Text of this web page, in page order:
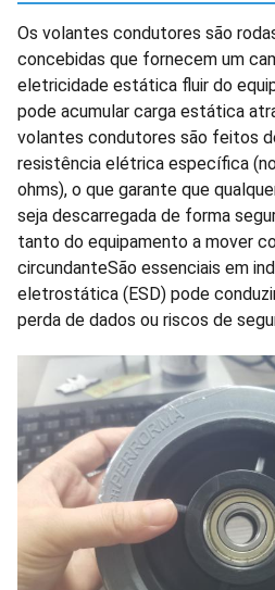
Os volantes condutores são
concebidas que fornecem um
eletricidade estática fluir do
pode acumular carga estática
volantes condutores são feitos
resistência elétrica específica
ohms), o que garante que
seja descarregada de forma
tanto do equipamento a mover
circundanteSão essenciais em
eletrostática (ESD) pode
perda de dados ou riscos de